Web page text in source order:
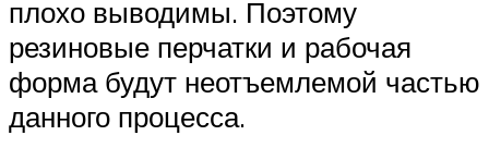
плохо выводимы. Поэтому
резиновые перчатки и рабочая
форма будут неотъемлемой частью
данного процесса.